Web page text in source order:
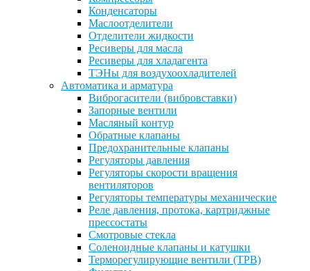
Конденсаторы
Маслоотделители
Отделители жидкости
Ресиверы для масла
Ресиверы для хладагента
ТЭНы для воздухоохладителей
Автоматика и арматура
Виброгасители (вибровставки)
Запорные вентили
Масляный контур
Обратные клапаны
Предохранительные клапаны
Регуляторы давления
Регуляторы скорости вращения
вентиляторов
Регуляторы температуры механические
Реле давления, протока, картриджные
прессостаты
Смотровые стекла
Соленоидные клапаны и катушки
Терморегулирующие вентили (ТРВ)